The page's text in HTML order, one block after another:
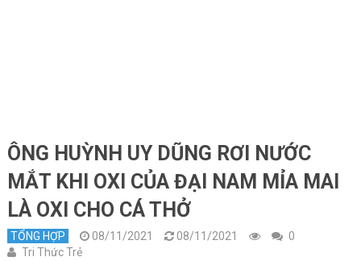
ÔNG HUỲNH UY DŨNG RƠI NƯỚC
MẮT KHI OXI CỦA ĐẠI NAM MỈA MAI
LÀ OXI CHO CÁ THỞ
TỔNG HỢP 08/11/2021 08/11/2021
0
Tri Thức Trẻ